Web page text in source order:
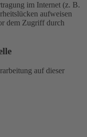
im Internet (z. B.
aufweisen
dem Zugriff durch
auf dieser